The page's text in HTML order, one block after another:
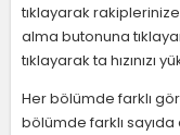
tıklayarak
alma butonuna
tıklayarak ta hızınızı
Her bölümde farklı
bölümde farklı